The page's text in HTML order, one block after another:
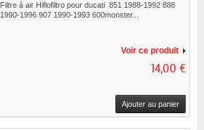
Filtre à air Hiflofiltro pour ducati 851 1988-1992 888
1990-1996 907 1990-1993 600monster...
Voir ce produit
14,00 €
Ajouter au panier